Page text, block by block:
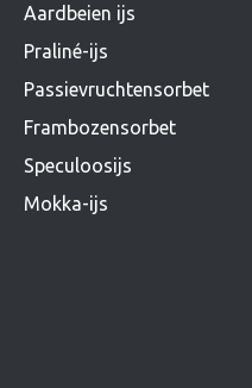
Aardbeien ijs
Praliné-ijs
Passievruchtensorbet
Frambozensorbet
Speculoosijs
Mokka-ijs